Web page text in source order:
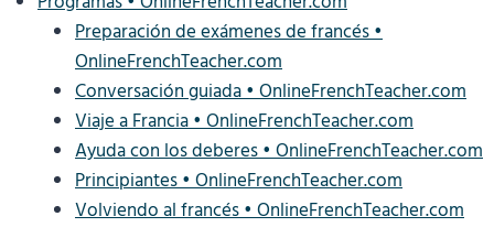
Preparación de exámenes de francés •
OnlineFrenchTeacher.com
Conversación guiada • OnlineFrenchTeacher.com
Viaje a Francia • OnlineFrenchTeacher.com
Ayuda con los deberes • OnlineFrenchTeacher.com
Principiantes • OnlineFrenchTeacher.com
Volviendo al francés • OnlineFrenchTeacher.com